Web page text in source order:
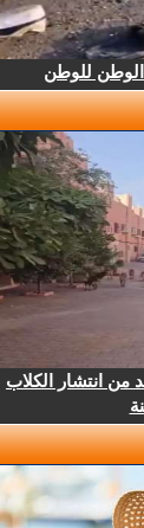
للوطن
انتشار الكلاب